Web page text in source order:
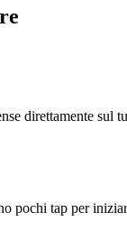
direttamente sul
pochi tap per